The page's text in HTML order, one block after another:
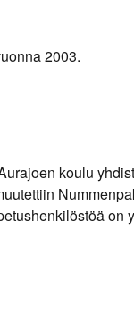
2003.
koulu
on